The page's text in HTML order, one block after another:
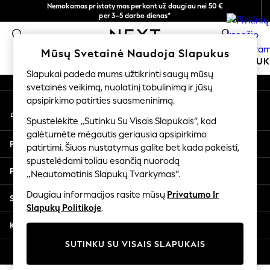
Nemokamas pristatymas perkant už daugiau nei 50 €
per 3–5 darbo dienas*
Dabar galite apsipirkti lietuvių kalba!
0
MOKYKLINĖ APRANGA MERGAITĖMS
SCHOOLWEAR
All Boys Schoolwear
Shoes
Trousers
Shorts
Shirts
Polo Shirts
Sweatshirts & Jumpers
Coats & Jackets
Underwear
Multipacks
All Boys Sport & Swimwear
An error occurred on client
Mūsų socialiniai tinklai
Mano paskyra
Prisijunkite prie savo paskyros
Pagalba
Privatumas ir teisinė informacija
Skyriai
Kitos paslaugos
Mūsų Svetainė Naudoja Slapukus
Slapukai padeda mums užtikrinti saugų mūsų
svetainės veikimą, nuolatinį tobulinimą ir jūsų
apsipirkimo patirties suasmeninimą.
Spustelėkite „Sutinku Su Visais Slapukais“, kad
galėtumėte mėgautis geriausia apsipirkimo
patirtimi. Šiuos nustatymus galite bet kada pakeisti,
spustelėdami toliau esančią nuorodą
„Neautomatinis Slapukų Tvarkymas“.
Daugiau informacijos rasite mūsų Privatumo Ir
Slapukų Politikoje.
SUTINKU SU VISAIS SLAPUKAIS